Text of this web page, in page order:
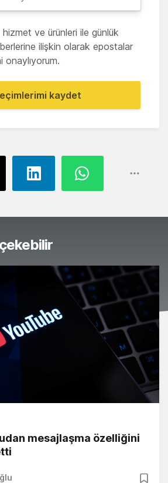
ve ürünleri ile günlük
ilişkin olarak epostalar
onaylıyorum.
kaydet
mesajlaşma özelliğini